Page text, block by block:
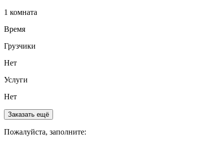
1 комната
Время
Грузчики
Нет
Услуги
Нет
Заказать ещё
Пожалуйста, заполните: